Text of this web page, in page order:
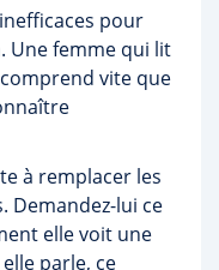
pour
Une femme qui lit
vite que
à remplacer les
Demandez-lui ce
elle voit une
parle, ce